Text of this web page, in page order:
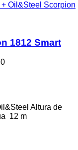
+ Oil&Steel Scorpion
1812 Smart
Altura de
12 m